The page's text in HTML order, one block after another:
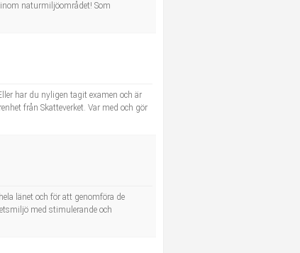
naturmiljöområdet! Som
har du nyligen tagit examen och är
från Skatteverket. Var med och gör
länet och för att genomföra de
med stimulerande och